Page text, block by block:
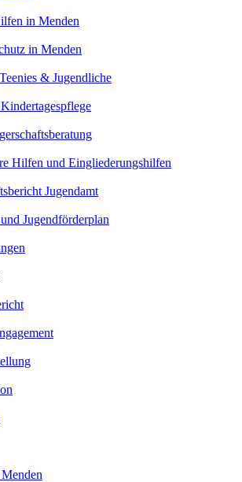
in Menden
in Menden
& Jugendliche
Hilfen und Eingliederungshilfen
Jugendamt
Jugendförderplan